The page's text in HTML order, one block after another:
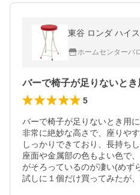
東谷 ロンダ ハイ
ホームセンターバ
5
バーで椅子が足りないとき用に
非常に絶妙な高さで、座りやす
しっかりできており、長持ちし
座面や金属部の色もよい色で
がそろっているのが凄い(めず
試しに１個だけ買ってみたが